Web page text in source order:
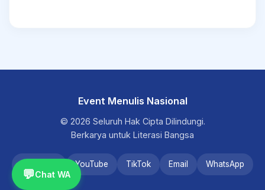
Event Menulis Nasional
© 2026 Seluruh Hak Cipta Dilindungi.
Berkarya untuk Literasi Bangsa
YouTube TikTok Email WhatsApp
💬Chat WA